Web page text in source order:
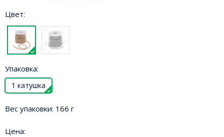
Цвет:
Упаковка:
1 катушка
Вес упаковки: 166 г
Цена: